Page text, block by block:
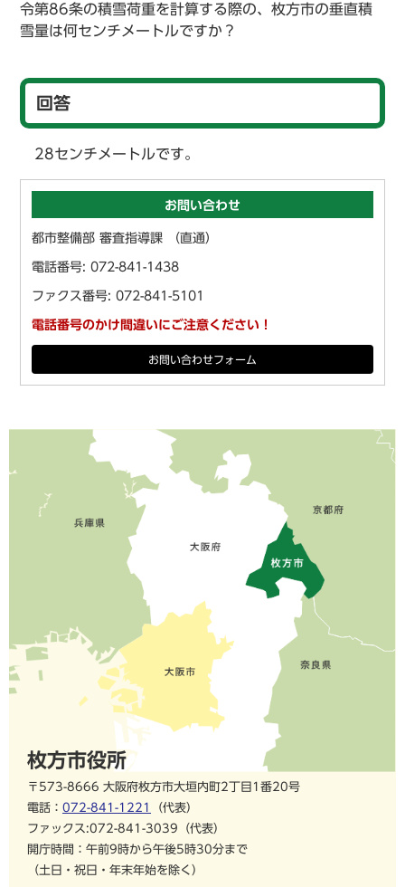
令第86条の積雪荷重を計算する際の、枚方市の垂直積
雪量は何センチメートルですか？
回答
28センチメートルです。
お問い合わせ
都市整備部 審査指導課 （直通）
電話番号: 072-841-1438
ファクス番号: 072-841-5101
電話番号のかけ間違いにご注意ください！
お問い合わせフォーム
枚方市役所
〒573-8666 大阪府枚方市大垣内町2丁目1番20号
電話： 072-841-1221
（代表）
ファックス:072-841-3039（代表）
開庁時間：午前9時から午後5時30分まで
（土日・祝日・年末年始を除く）